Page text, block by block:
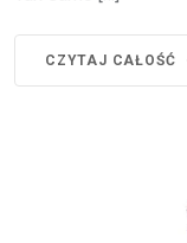
CZYTAJ CAŁOŚĆ